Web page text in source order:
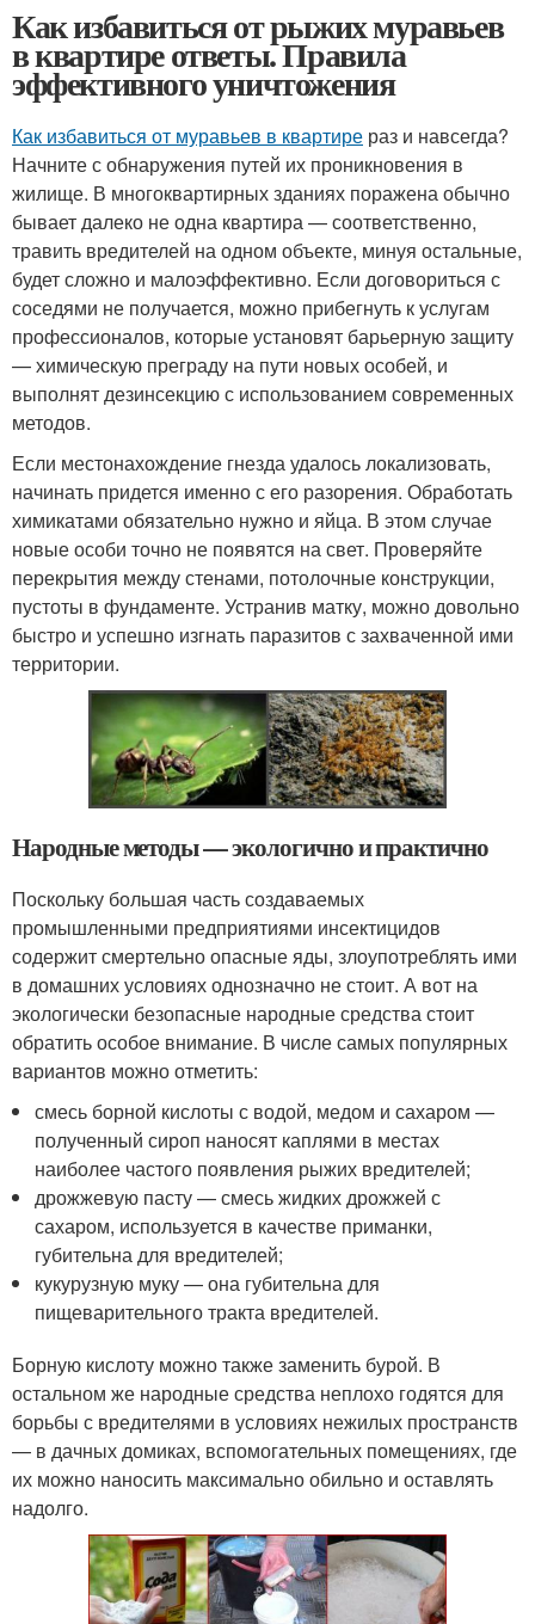
Как избавиться от рыжих муравьев
в квартире ответы. Правила
эффективного уничтожения
Как избавиться от муравьев в квартире раз и навсегда?
Начните с обнаружения путей их проникновения в
жилище. В многоквартирных зданиях поражена обычно
бывает далеко не одна квартира — соответственно,
травить вредителей на одном объекте, минуя остальные,
будет сложно и малоэффективно. Если договориться с
соседями не получается, можно прибегнуть к услугам
профессионалов, которые установят барьерную защиту
— химическую преграду на пути новых особей, и
выполнят дезинсекцию с использованием современных
методов.
Если местонахождение гнезда удалось локализовать,
начинать придется именно с его разорения. Обработать
химикатами обязательно нужно и яйца. В этом случае
новые особи точно не появятся на свет. Проверяйте
перекрытия между стенами, потолочные конструкции,
пустоты в фундаменте. Устранив матку, можно довольно
быстро и успешно изгнать паразитов с захваченной ими
территории.
Народные методы — экологично и практично
Поскольку большая часть создаваемых
промышленными предприятиями инсектицидов
содержит смертельно опасные яды, злоупотреблять ими
в домашних условиях однозначно не стоит. А вот на
экологически безопасные народные средства стоит
обратить особое внимание. В числе самых популярных
вариантов можно отметить:
смесь борной кислоты с водой, медом и сахаром —
полученный сироп наносят каплями в местах
наиболее частого появления рыжих вредителей;
дрожжевую пасту — смесь жидких дрожжей с
сахаром, используется в качестве приманки,
губительна для вредителей;
кукурузную муку — она губительна для
пищеварительного тракта вредителей.
Борную кислоту можно также заменить бурой. В
остальном же народные средства неплохо годятся для
борьбы с вредителями в условиях нежилых пространств
— в дачных домиках, вспомогательных помещениях, где
их можно наносить максимально обильно и оставлять
надолго.